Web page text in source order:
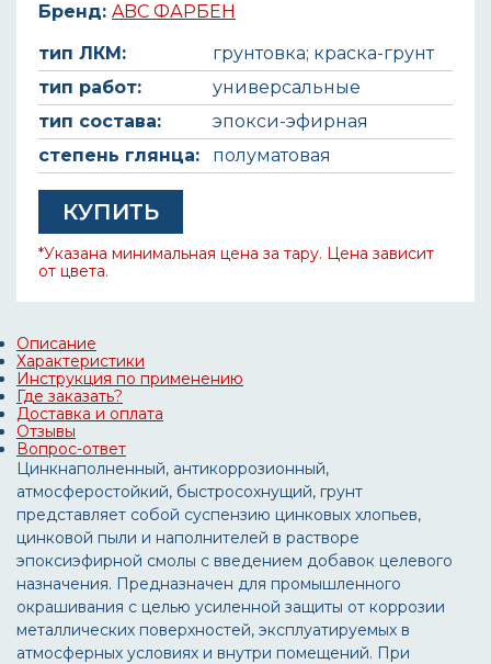
Бренд: ABC ФАРБЕН
тип ЛКМ:
грунтовка; краска-грунт
тип работ:
универсальные
тип состава:
эпокси-эфирная
степень глянца:
полуматовая
КУПИТЬ
*Указана минимальная цена за тару. Цена зависит
от цвета.
Описание
Характеристики
Инструкция по применению
Где заказать?
Доставка и оплата
Отзывы
Вопрос-ответ
Цинкнаполненный, антикоррозионный,
атмосферостойкий, быстросохнущий, грунт
представляет собой суспензию цинковых хлопьев,
цинковой пыли и наполнителей в растворе
эпоксиэфирной смолы с введением добавок целевого
назначения. Предназначен для промышленного
окрашивания с целью усиленной защиты от коррозии
металлических поверхностей, эксплуатируемых в
атмосферных условиях и внутри помещений. При